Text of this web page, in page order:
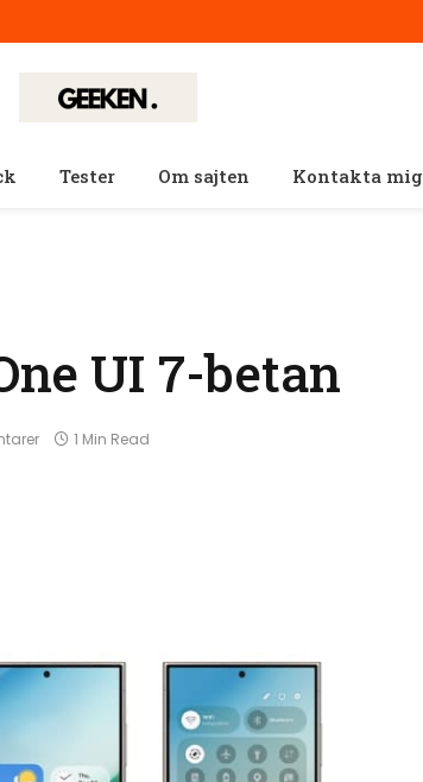
Tester Om sajten Kontakta mig
UI 7-betan
1 Min Read